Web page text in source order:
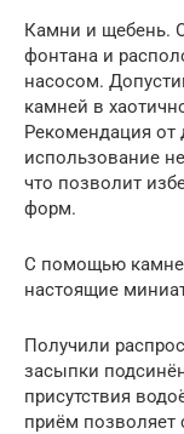
Камни и щебень.
фонтана и
насосом.
камней в
Рекомендация от
использование
что позволит
форм.
С помощью
настоящие
Получили
засыпки
присутствия
приём позволяет